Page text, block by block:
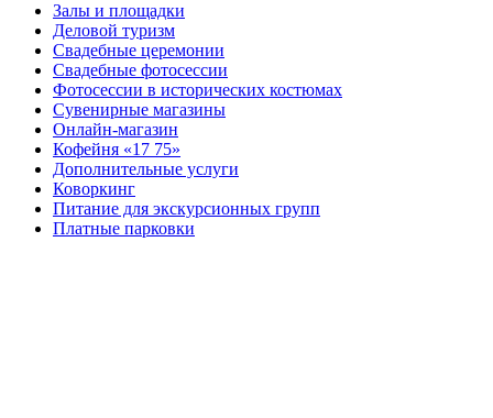
Залы и площадки
Деловой туризм
Свадебные церемонии
Свадебные фотосессии
Фотосессии в исторических костюмах
Сувенирные магазины
Онлайн-магазин
Кофейня «17 75»
Дополнительные услуги
Коворкинг
Питание для экскурсионных групп
Платные парковки